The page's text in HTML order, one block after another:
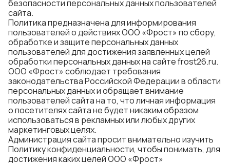
безопасности персональных данных пользователей
сайта.
Политика предназначена для информирования
пользователей о действиях ООО «Фрост» по сбору,
обработке и защите персональных данных
пользователей для достижения заявленных целей
обработки персональных данных на сайте frost26.ru.
ООО «Фрост» соблюдает требования
законодательства Российской Федерации в области
персональных данных и обращает внимание
пользователей сайта на то, что личная информация
о посетителях сайта не будет никаким образом
использоваться в рекламных или любых других
маркетинговых целях.
Администрация сайта просит внимательно изучить
Политику конфиденциальности, чтобы понимать, для
достижения каких целей ООО «Фрост»